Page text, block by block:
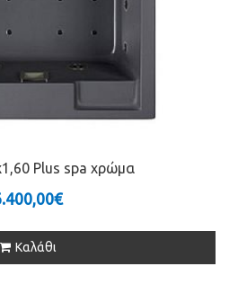
Plus spa χρώμα
Καλάθι